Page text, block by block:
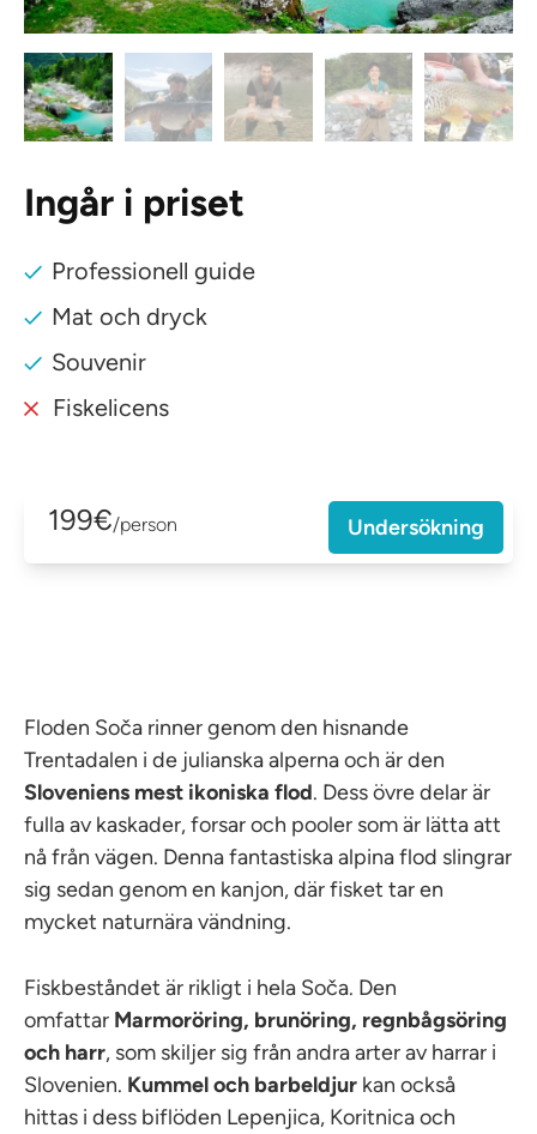
Ingår i priset
Professionell guide
Mat och dryck
Souvenir
Fiskelicens
199€/person Undersökning
Floden Soča rinner genom den hisnande
Trentadalen i de julianska alperna och är den
Sloveniens mest ikoniska flod. Dess övre delar är
fulla av kaskader, forsar och pooler som är lätta att
nå från vägen. Denna fantastiska alpina flod slingrar
sig sedan genom en kanjon, där fisket tar en
mycket naturnära vändning.
Fiskbeståndet är rikligt i hela Soča. Den
omfattar Marmoröring, brunöring, regnbågsöring
och harr, som skiljer sig från andra arter av harrar i
Slovenien. Kummel och barbeldjur kan också
hittas i dess biflöden Lepenjica, Koritnica och